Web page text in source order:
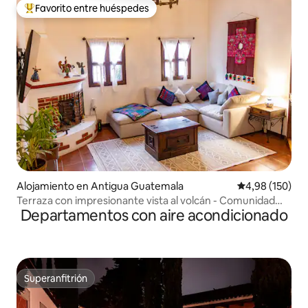
Favorito entre los huéspedes más destacados
Favorito entre huéspedes
Alojamiento en Antigua Guatemala Calificación
4,98 (150)
Terraza con impresionante vista al volcán - Comunidad
cerrada
Departamentos con aire acondicionado
Superanfitrión
Superanfitrión